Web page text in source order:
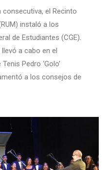
el Recinto
instaló a los
de Estudiantes (CGE).
a cabo en el
Pedro ‘Golo’
a los consejos de